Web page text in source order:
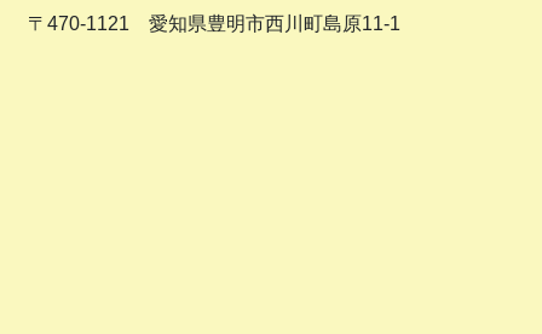
〒470-1121 愛知県豊明市西川町島原11-1